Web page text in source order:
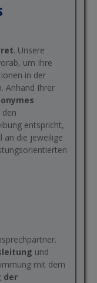
. Unsere
um Ihre
in der
Anhand Ihrer
den
entspricht,
an die jeweilige
und
mit dem
der